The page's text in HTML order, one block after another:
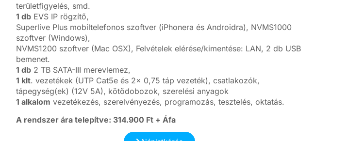
területfigyelés, smd.
1 db EVS IP rögzítő,
Superlive Plus mobiltelefonos szoftver (iPhonera és Androidra), NVMS1000
szoftver (Windows),
NVMS1200 szoftver (Mac OSX), Felvételek elérése/kimentése: LAN, 2 db USB
bemenet.
1 db 2 TB SATA-III merevlemez,
1 klt. vezetékek (UTP Cat5e és 2x 0,75 táp vezeték), csatlakozók,
tápegység(ek) (12V 5A), kötődobozok, szerelési anyagok
1 alkalom vezetékezés, szerelvényezés, programozás, tesztelés, oktatás.
A rendszer ára telepítve: 314.900 Ft + Áfa